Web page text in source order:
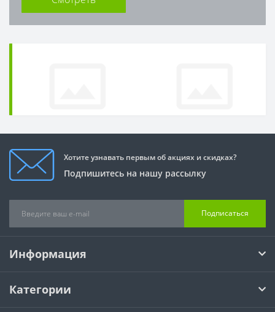
Хотите узнавать первым об акциях и скидках?
Подпишитесь на нашу рассылку
Подписаться
Информация
Категории